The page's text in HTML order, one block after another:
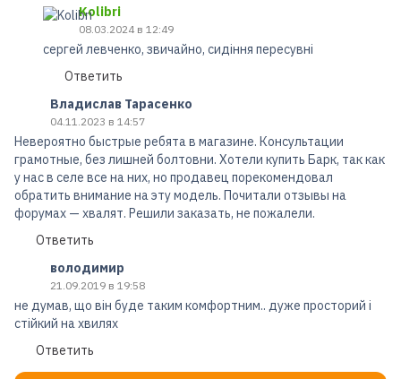
Kolibri
08.03.2024 в 12:49
сергей левченко, звичайно, сидіння пересувні
Ответить
Владислав Тарасенко
04.11.2023 в 14:57
Невероятно быстрые ребята в магазине. Консультации
грамотные, без лишней болтовни. Хотели купить Барк, так как
у нас в селе все на них, но продавец порекомендовал
обратить внимание на эту модель. Почитали отзывы на
форумах — хвалят. Решили заказать, не пожалели.
Ответить
володимир
21.09.2019 в 19:58
не думав, що він буде таким комфортним.. дуже просторий і
стійкий на хвилях
Ответить